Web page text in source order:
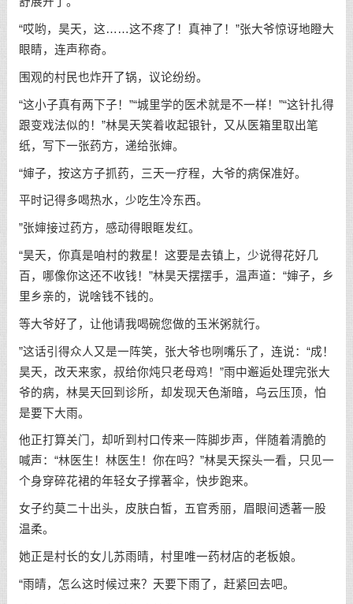
“哎哟，昊天，这……这不疼了！真神了！”张大爷惊讶地瞪大
眼睛，连声称奇。
围观的村民也炸开了锅，议论纷纷。
“这小子真有两下子！”“城里学的医术就是不一样！”“这针扎得
跟变戏法似的！”林昊天笑着收起银针，又从医箱里取出笔
纸，写下一张药方，递给张婶。
“婶子，按这方子抓药，三天一疗程，大爷的病保准好。
平时记得多喝热水，少吃生冷东西。
”张婶接过药方，感动得眼眶发红。
“昊天，你真是咱村的救星！这要是去镇上，少说得花好几
百，哪像你这还不收钱！”林昊天摆摆手，温声道：“婶子，乡
里乡亲的，说啥钱不钱的。
等大爷好了，让他请我喝碗您做的玉米粥就行。
”这话引得众人又是一阵笑，张大爷也咧嘴乐了，连说：“成！
昊天，改天来家，叔给你炖只老母鸡！”雨中邂逅处理完张大
爷的病，林昊天回到诊所，却发现天色渐暗，乌云压顶，怕
是要下大雨。
他正打算关门，却听到村口传来一阵脚步声，伴随着清脆的
喊声：“林医生！林医生！你在吗？”林昊天探头一看，只见一
个身穿碎花裙的年轻女子撑著伞，快步跑来。
女子约莫二十出头，皮肤白皙，五官秀丽，眉眼间透著一股
温柔。
她正是村长的女儿苏雨晴，村里唯一药材店的老板娘。
“雨晴，怎么这时候过来？天要下雨了，赶紧回去吧。